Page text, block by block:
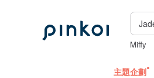
Miffy
主題企劃